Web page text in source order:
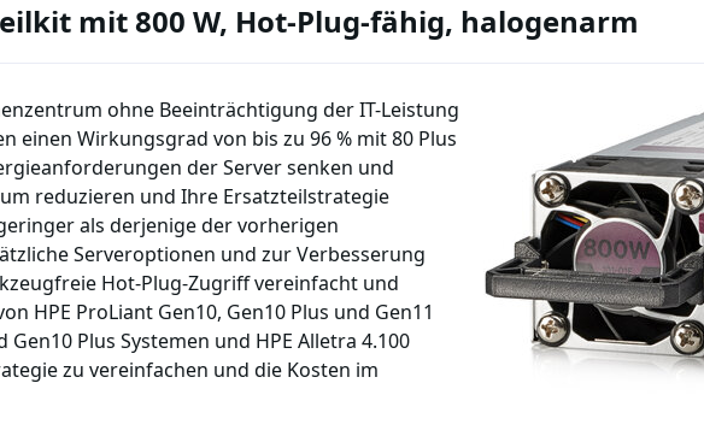
mit 800 W, Hot-Plug-fähig, halogenarm
ohne Beeinträchtigung der IT-Leistung
einen Wirkungsgrad von bis zu 96 % mit 80 Plus
der Server senken und
reduzieren und Ihre Ersatzteilstrategie
als derjenige der vorherigen
Serveroptionen und zur Verbesserung
Hot-Plug-Zugriff vereinfacht und
HPE ProLiant Gen10, Gen10 Plus und Gen11
Plus Systemen und HPE Alletra 4.100
zu vereinfachen und die Kosten im